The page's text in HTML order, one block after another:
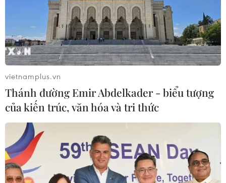
Indonesia không áp thuế chống bán
phá giá với nhựa từ Việt Nam
07/08/2026 14:45
Chủ tịch Quốc hội kiêm Chủ tịch Hạ
viện Thái Lan kết thúc chuyến thăm
Việt Nam
07/08/2026 14:34
Tổng Bí thư, Chủ tịch nước Tô Lâm:
vietnamplus.vn
Thánh đường Emir Abdelkader - biểu tượng
của kiến trúc, văn hóa và tri thức